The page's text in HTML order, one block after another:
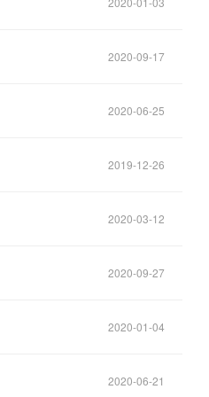
2020-09-17
2020-06-25
2019-12-26
2020-03-12
2020-09-27
2020-01-04
2020-06-21